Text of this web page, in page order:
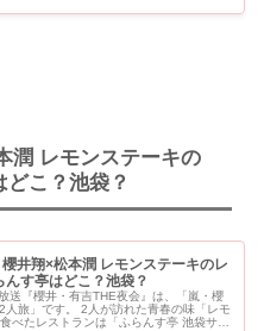
潤 レモンステーキの
こ？池袋？
櫻井翔×松本潤 レモンステーキのレ
んす亭はどこ？池袋？
送『櫻井・有吉THE夜会』は、「嵐・櫻
人が訪れた青春の味「レモ
べたレストランは「ふらんす亭 池袋サン